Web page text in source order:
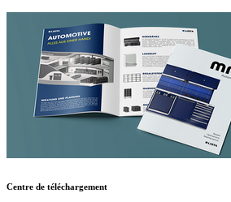
Centre de téléchargement